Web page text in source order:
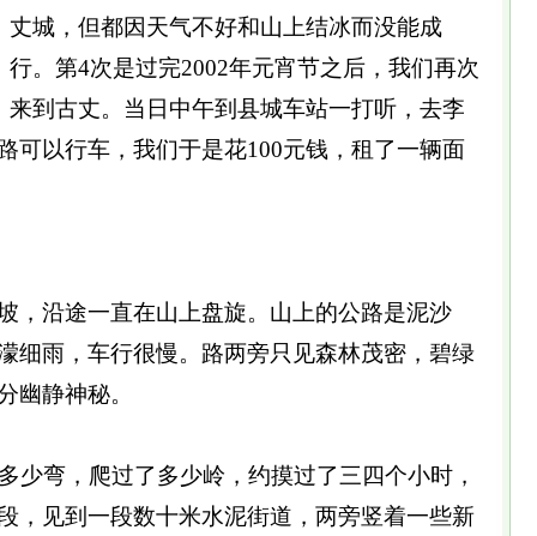
丈城，但都因天气不好和山上结冰而没能成
行。第4次是过完2002年元宵节之后，我们再次
来到古丈。当日中午到县城车站一打听，去李
可以行车，我们于是花100元钱，租了一辆面
沿途一直在山上盘旋。山上的公路是泥沙
细雨，车行很慢。路两旁只见森林茂密，碧绿
幽静神秘。
弯，爬过了多少岭，约摸过了三四个小时，
，见到一段数十米水泥街道，两旁竖着一些新